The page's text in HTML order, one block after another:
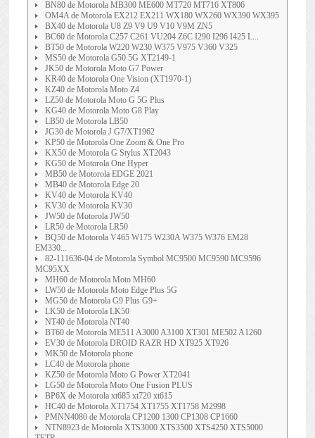
BN80 de Motorola MB300 ME600 MT720 MT716 XT806
OM4A de Motorola EX212 EX211 WX180 WX260 WX390 WX395
BX40 de Motorola U8 Z9 V9 U9 V10 V9M ZN5
BC60 de Motorola C257 C261 VU204 Z6C I290 I296 I425 L...
BT50 de Motorola W220 W230 W375 V975 V360 V325
MS50 de Motorola G50 5G XT2149-1
JK50 de Motorola Moto G7 Power
KR40 de Motorola One Vision (XT1970-1)
KZ40 de Motorola Moto Z4
LZ50 de Motorola Moto G 5G Plus
KG40 de Motorola Moto G8 Play
LB50 de Motorola LB50
JG30 de Motorola J G7/XT1962
KP50 de Motorola One Zoom & One Pro
KX50 de Motorola G Stylus XT2043
KG50 de Motorola One Hyper
MB50 de Motorola EDGE 2021
MB40 de Motorola Edge 20
KV40 de Motorola KV40
KV30 de Motorola KV30
JW50 de Motorola JW50
LR50 de Motorola LR50
BQ50 de Motorola V465 W175 W230A W375 W376 EM28
EM330...
82-111636-04 de Motorola Symbol MC9500 MC9590 MC9596
MC95XX
MH60 de Motorola Moto MH60
LW50 de Motorola Moto Edge Plus 5G
MG50 de Motorola G9 Plus G9+
LK50 de Motorola LK50
NT40 de Motorola NT40
BT60 de Motorola ME511 A3000 A3100 XT301 ME502 A1260
EV30 de Motorola DROID RAZR HD XT925 XT926
MK50 de Motorola phone
LC40 de Motorola phone
KZ50 de Motorola Moto G Power XT2041
LG50 de Motorola Moto One Fusion PLUS
BP6X de Motorola xt685 xt720 xt615
HC40 de Motorola XT1754 XT1755 XT1758 M2998
PMNN4080 de Motorola CP1200 1300 CP1308 CP1660
NTN8923 de Motorola XTS3000 XTS3500 XTS4250 XTS5000